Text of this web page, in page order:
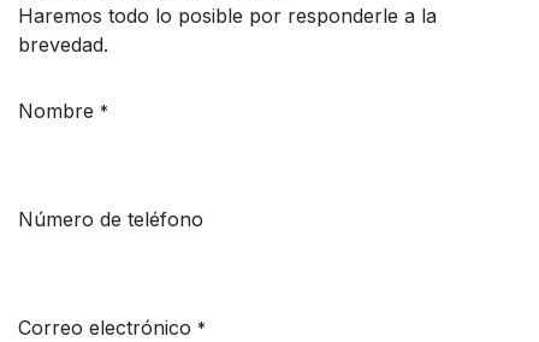
Haremos todo lo posible por responderle a la
brevedad.
Nombre *
Número de teléfono
Correo electrónico *